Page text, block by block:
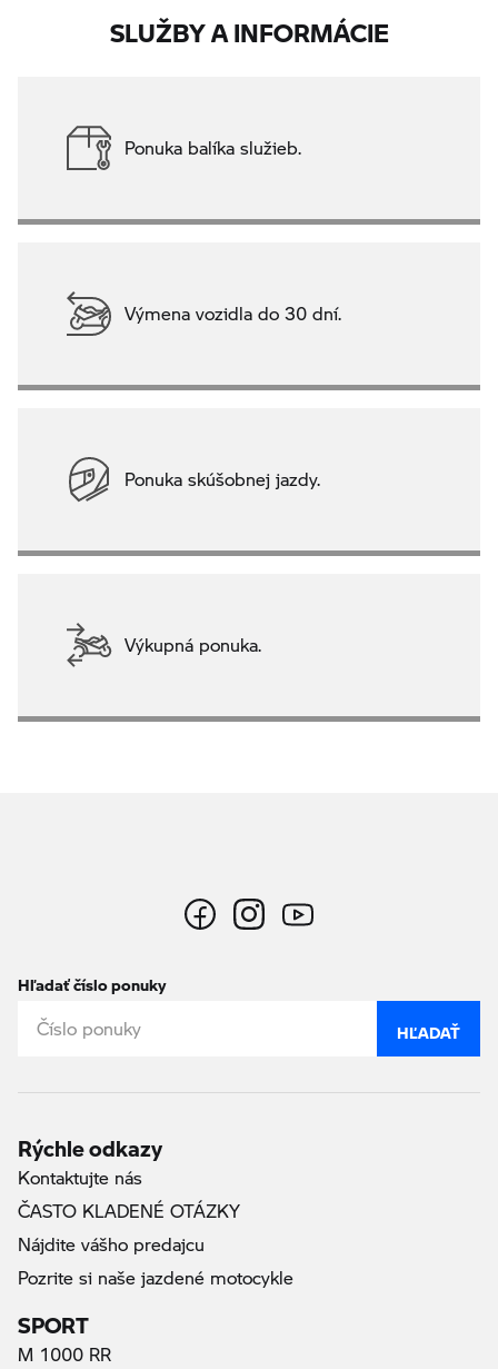
SLUŽBY A INFORMÁCIE
Ponuka balíka služieb.
Výmena vozidla do 30 dní.
Ponuka skúšobnej jazdy.
Výkupná ponuka.
Hľadať číslo ponuky
HĽADAŤ
Rýchle odkazy
Kontaktujte nás
ČASTO KLADENÉ OTÁZKY
Nájdite vášho predajcu
Pozrite si naše jazdené motocykle
SPORT
M 1000 RR